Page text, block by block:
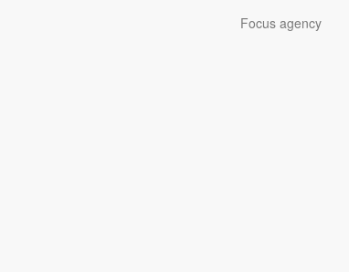
Focus agency